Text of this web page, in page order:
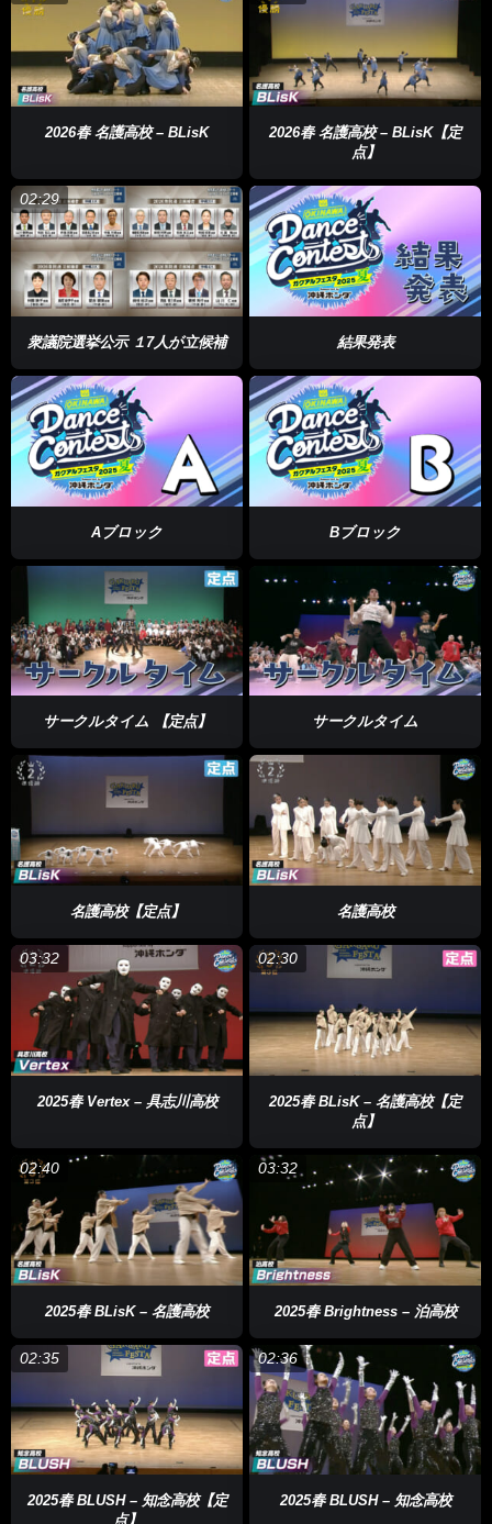
2026春 名護高校 – BLisK
2026春 名護高校 – BLisK【定
点】
02:29
衆議院選挙公示 １7人が立候補 結果発表
Aブロック Bブロック
サークルタイム 【定点】 サークルタイム
名護高校【定点】 名護高校
03:32
2025春 Vertex – 具志川高校
02:30
2025春 BLisK – 名護高校【定
点】
02:40
2025春 BLisK – 名護高校
03:32
2025春 Brightness – 泊高校
02:35
2025春 BLUSH – 知念高校【定
点】
02:36
2025春 BLUSH – 知念高校